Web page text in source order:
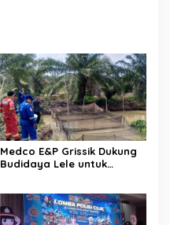
Medco E&P Grissik Dukung
Budidaya Lele untuk